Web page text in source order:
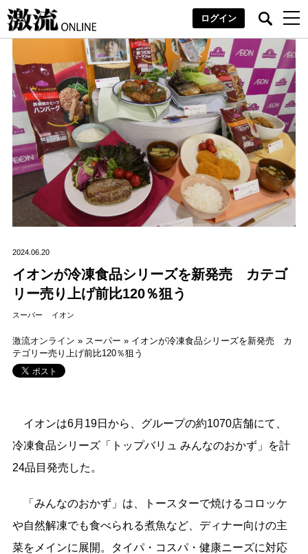
ログイン
2024.06.20
イオンが冷凍食品シリーズを新発売 カテゴ
リー売り上げ前比120％狙う
スーパー イオン
激流オンライン » スーパー » イオンが冷凍食品シリーズを新発売 カ
テゴリー売り上げ前比120％狙う
イオンは6月19日から、グループの約1070店舗にて、
冷凍食品シリーズ「トップバリュ みんなのおかず」を計
24品目発売した。
「みんなのおかず」は、トースターで焼けるコロッケ
や自然解凍でも食べられる煮魚など、ディナー向けの主
菜をメインに展開。タイパ・コスパ・健康ニーズに対応